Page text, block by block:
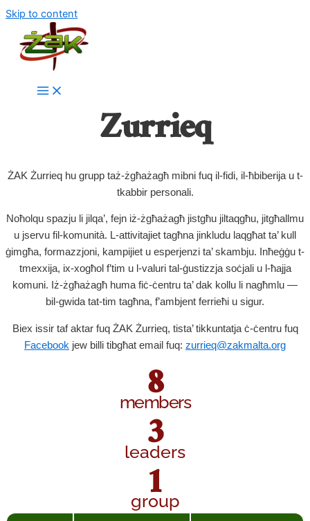
Skip to content
Zurrieq
ŻAK Żurrieq hu grupp taż-żgħażagħ mibni fuq il-fidi, il-ħbiberija u t-
tkabbir personali.
Noħolqu spazju li jilqa’, fejn iż-żgħażagħ jistgħu jiltaqgħu, jitgħallmu
u jservu fil-komunità. L-attivitajiet tagħna jinkludu laqgħat ta’ kull
ġimgħa, formazzjoni, kampijiet u esperjenzi ta’ skambju. Inħeġġu t-
tmexxija, ix-xogħol f’tim u l-valuri tal-ġustizzja soċjali u l-ħajja
komuni. Iż-żgħażagħ huma fiċ-ċentru ta’ dak kollu li nagħmlu —
bil-gwida tat-tim tagħna, f’ambjent ferrieħi u sigur.
Biex issir taf aktar fuq ŻAK Żurrieq, tista’ tikkuntatja ċ-ċentru fuq
Facebook jew billi tibgħat email fuq: zurrieq@zakmalta.org
8
members
3
leaders
1
group